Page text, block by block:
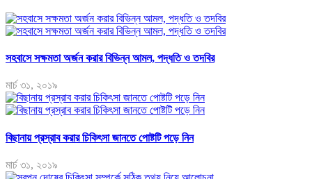
সহবাসে সক্ষমতা অর্জন করার বিভিন্ন আমল, পদ্ধতি ও তদবির
মার্চ ৩১, ২০১৯
বিছানায় প্রস্রাব করার চিকিৎসা জানতে পোষ্টটি পড়ে নিন
মার্চ ৩১, ২০১৯